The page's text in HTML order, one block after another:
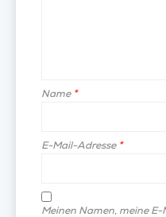
Name *
E-Mail-Adresse *
Meinen Namen, meine